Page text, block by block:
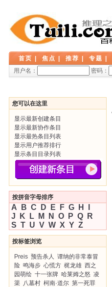
首页 焦点 推荐 专题
用户名：
密码：
您可以在这里
显示最新创建条目
显示最新协作条目
显示最热条目列表
显示用户推荐排行
显示条目目录列表
按拼音字母排序
A B C D E F G H
J
K L M N O P Q
R
S T U V W X Y Z
按标签浏览
Preis 预告杀人 谭纳的非常泰冒
险 鸣海步 心慌方 梶龙雄 西之
园萌绘 十一张牌 哈莱姆之怒 凌
渠 八墓村 柯南·道尔 第一死罪